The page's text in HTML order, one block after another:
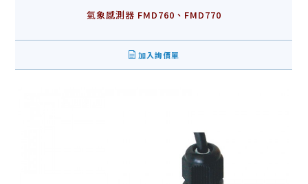
氣象感測器 FMD760、FMD770
加入詢價單